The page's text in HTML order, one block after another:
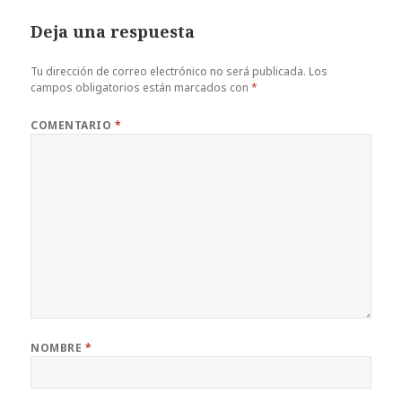
Deja una respuesta
Tu dirección de correo electrónico no será publicada. Los
campos obligatorios están marcados con*
COMENTARIO *
NOMBRE *